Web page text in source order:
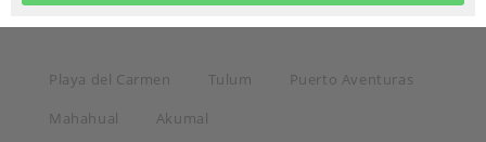
Playa del Carmen Tulum
Puerto Aventuras
Mahahual
Akumal